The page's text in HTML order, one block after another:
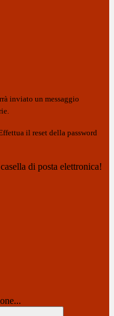
inviato un messaggio
il reset della password
di posta elettronica!